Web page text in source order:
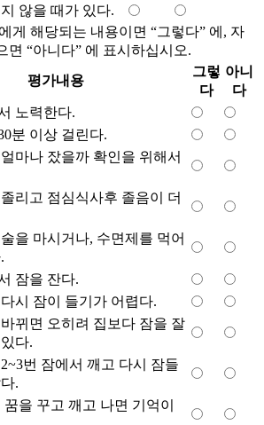
않을 때가 있다.
게 해당되는 내용이면 “그렇다” 에, 자
면 “아니다” 에 표시하십시오.
평가내용
그렇
다
아니
다
노력한다.
분 이상 걸린다.
마나 잤을까 확인을 위해서
리고 점심식사후 졸음이 더
을 마시거나, 수면제를 먹어
잠을 잔다.
시 잠이 들기가 어렵다.
뀌면 오히려 집보다 잠을 잘
다.
번 잠에서 깨고 다시 잠들
.
을 꾸고 깨고 나면 기억이